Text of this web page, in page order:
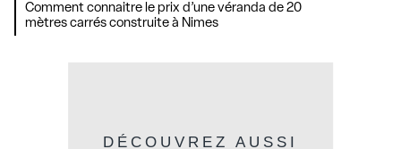
Comment connaitre le prix d’une véranda de 20
mètres carrés construite à Nimes
DÉCOUVREZ AUSSI